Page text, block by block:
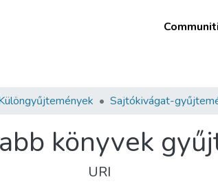
Sajtókivágat-
könyvek
URI